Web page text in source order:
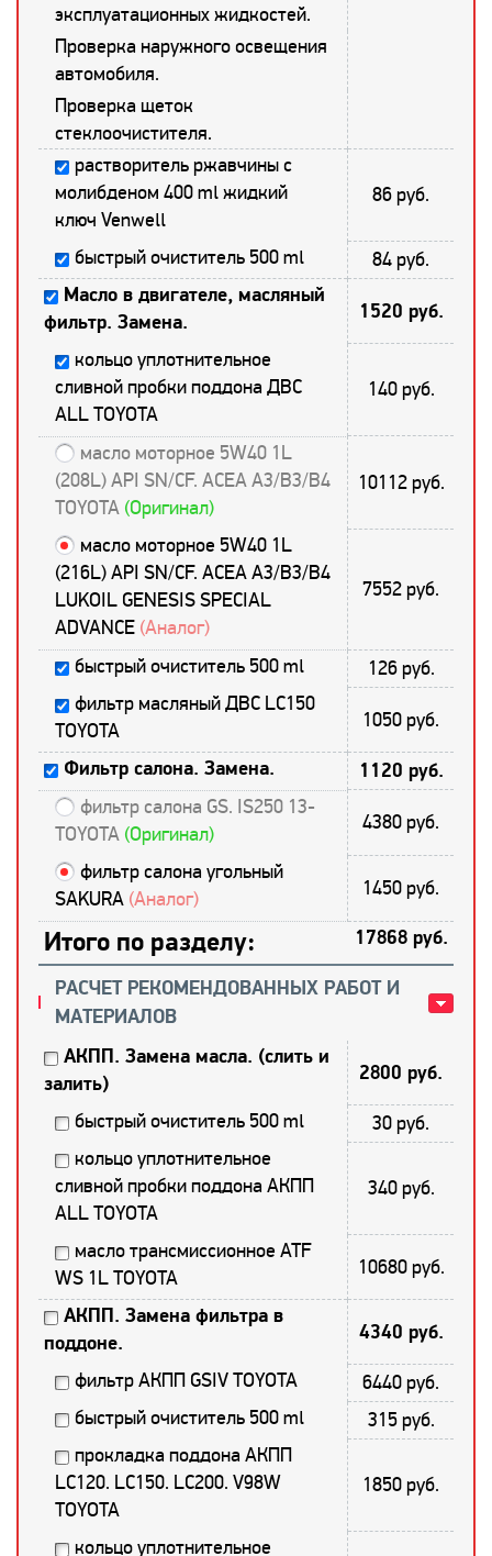
эксплуатационных жидкостей.
Проверка наружного освещения
автомобиля.
Проверка щеток
стеклоочистителя.
растворитель ржавчины с
молибденом 400 ml жидкий
ключ Venwell
86 руб.
быстрый очиститель 500 ml 84 руб.
Масло в двигателе, масляный
фильтр. Замена.
1520 руб.
кольцо уплотнительное
сливной пробки поддона ДВС
ALL TOYOTA
140 руб.
масло моторное 5W40 1L
(208L) API SN/CF. ACEA A3/B3/B4
TOYOTA (Оригинал)
10112 руб.
масло моторное 5W40 1L
(216L) API SN/CF. ACEA A3/B3/B4
LUKOIL GENESIS SPECIAL
ADVANCE (Аналог)
7552 руб.
быстрый очиститель 500 ml
126 руб.
фильтр масляный ДВС LC150
TOYOTA
1050 руб.
Фильтр салона. Замена. 1120 руб.
фильтр салона GS. IS250 13-
TOYOTA (Оригинал) 4380 руб.
фильтр салона угольный
SAKURA (Аналог) 1450 руб.
Итого по разделу:
17868 руб.
РАСЧЕТ РЕКОМЕНДОВАННЫХ РАБОТ И
МАТЕРИАЛОВ
АКПП. Замена масла. (слить и
залить)
2800 руб.
быстрый очиститель 500 ml
30 руб.
кольцо уплотнительное
сливной пробки поддона АКПП
ALL TOYOTA
340 руб.
масло трансмиссионное ATF
WS 1L TOYOTA
10680 руб.
АКПП. Замена фильтра в
поддоне.
4340 руб.
фильтр АКПП GSIV TOYOTA
6440 руб.
быстрый очиститель 500 ml
315 руб.
прокладка поддона АКПП
LC120. LC150. LC200. V98W
TOYOTA
1850 руб.
кольцо уплотнительное